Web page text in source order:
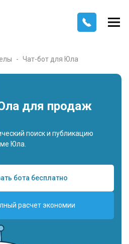
Чат-бот для Юла
для продаж
поиск и публикацию
Юла.
бота бесплатно
расчет экономии